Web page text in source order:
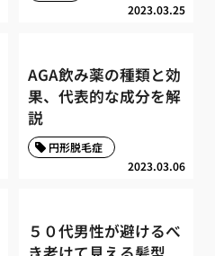
2023.03.25
AGA飲み薬の種類と効
果、代表的な成分を解
説
2023.03.06
円形脱毛症
５０代男性が避けるべ